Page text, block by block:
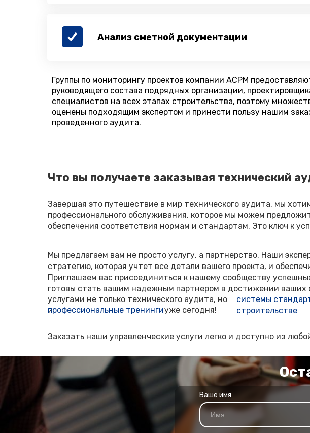
Анализ сметной документации
Группы по мониторингу проектов компании ACPM
руководящего состава подрядных организации,
специалистов на всех этапах строительства, поэтому
оценены подходящим экспертом и принести пользу нашим
проведенного аудита.
Что вы получаете заказывая технический
Завершая это путешествие в мир технического аудита, мы
профессионального обслуживания, которое мы можем
обеспечения соответствия нормам и стандартам. Это ключ к
Мы предлагаем вам не просто услугу, а партнерство. Наши
стратегию, которая учтет все детали вашего проекта, и
системы
строительстве
Приглашаем вас присоединиться к нашему сообществу
готовы стать вашим надежным партнером в достижении ваших
услугами не только технического аудита, но
и
профессиональные тренингиуже сегодня!
Заказать наши управленческие услуги легко и доступно из
Ваше имя